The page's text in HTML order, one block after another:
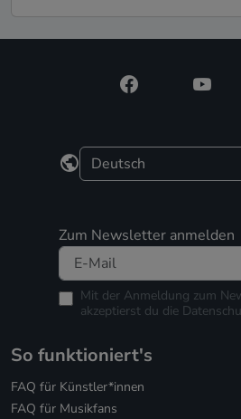
Zum Newsletter anmelden
Mit der Anmeldung zum
akzeptierst du die
So funktioniert's
FAQ für Künstler*innen
FAQ für Musikfans